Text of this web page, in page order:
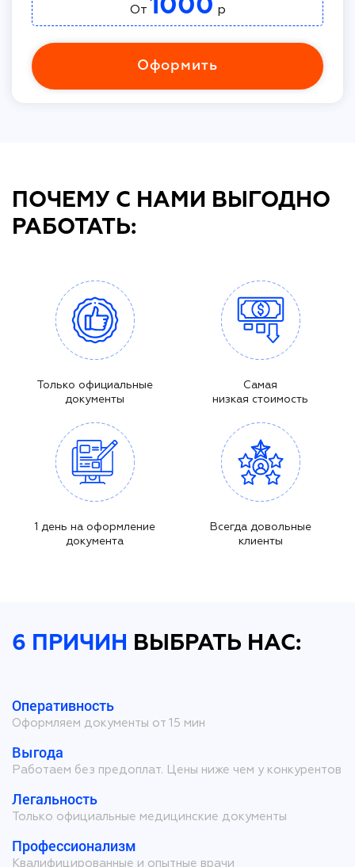
От 1000 р
Оформить
ПОЧЕМУ С НАМИ ВЫГОДНО
РАБОТАТЬ:
Только официальные
документы
Самая
низкая стоимость
1 день на оформление
документа
Всегда довольные
клиенты
6 ПРИЧИН ВЫБРАТЬ НАС:
Оперативность
Оформляем документы от 15 мин
Выгода
Работаем без предоплат. Цены ниже чем у конкурентов
Легальность
Только официальные медицинские документы
Профессионализм
Квалифицированные и опытные врачи